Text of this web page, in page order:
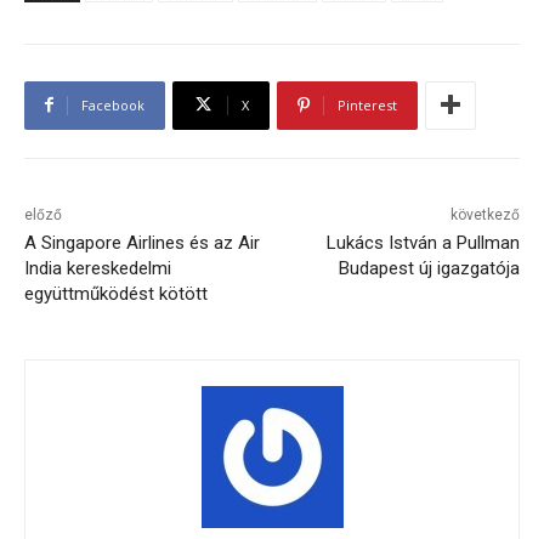
Facebook X Pinterest
előző
A Singapore Airlines és az Air
India kereskedelmi
együttműködést kötött
következő
Lukács István a Pullman
Budapest új igazgatója